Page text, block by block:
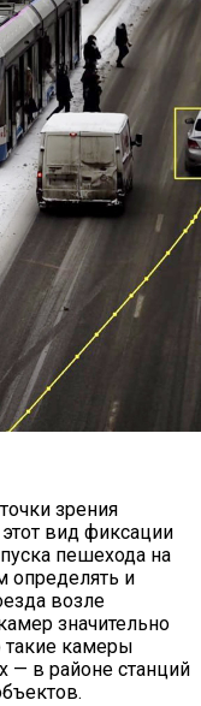
зрения
вид фиксации
пешехода на
определять и
возле
значительно
камеры
— в районе станций